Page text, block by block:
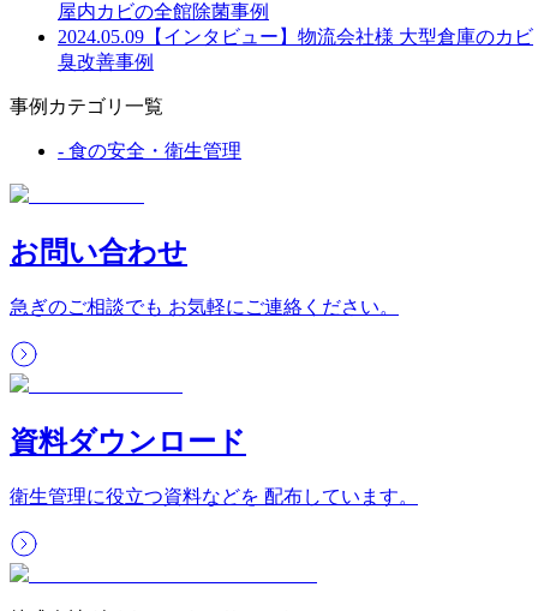
屋内カビの全館除菌事例
2024.05.09 【インタビュー】物流会社様 大型倉庫のカビ
臭改善事例
事例カテゴリ一覧
- 食の安全・衛生管理
お問い合わせ
急ぎのご相談でも お気軽にご連絡ください。
資料ダウンロード
衛生管理に役立つ資料などを 配布しています。